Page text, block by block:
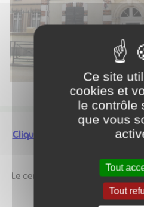
Cliquez ici
pour télécharger le
Le centre périscolaire
et de 16h30
Ce site
cookies et
le contrôle
que vous
Tout
Tout